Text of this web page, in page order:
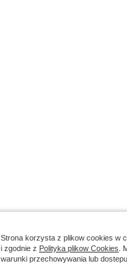
Strona korzysta z plikow cookies w
i zgodnie z Polityka plikow Cookies .
warunki przechowywania lub